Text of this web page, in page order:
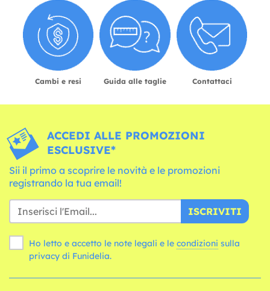
Cambi e resi Guida alle taglie Contattaci
ACCEDI ALLE PROMOZIONI
ESCLUSIVE*
Sii il primo a scoprire le novità e le promozioni
registrando la tua email!
ISCRIVITI
Ho letto e accetto le note legali e le condizioni
privacy di Funidelia.